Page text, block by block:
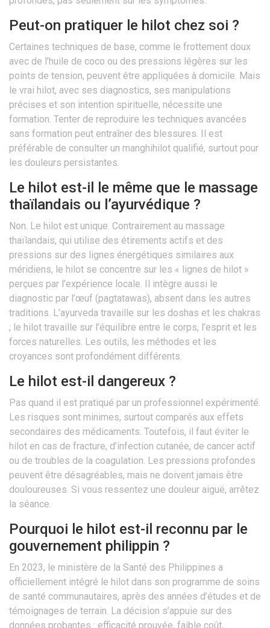
Peut-on pratiquer le hilot chez soi ?
Certaines techniques de base, comme le frottement doux
avec de l’huile de coco ou des pressions légères sur les
points de tension, peuvent être appliquées à domicile. Mais
le vrai hilot, avec ses diagnostics, ses manipulations
précises et son intention spirituelle, nécessite une
formation. Tenter de reproduire les techniques avancées
sans formation peut entraîner des blessures. Il est
préférable de consulter un manghihilot qualifié, surtout pour
les douleurs persistantes.
Le hilot est-il le même que le massage
thaïlandais ou l’ayurvédique ?
Non. Le hilot est unique. Contrairement au massage
thaïlandais, qui utilise des étirements actifs et des
pressions sur des lignes énergétiques similaires aux
méridiens, le hilot se concentre sur les « lignes de hilot »
perçues par l’expérience locale. Il intègre aussi le
diagnostic par l’œuf (pagtatawas), absent dans les autres
traditions. L’ayurveda travaille sur les doshas et les chakras
; le hilot travaille sur l’équilibre entre le corps, l’esprit et les
forces naturelles. Les outils, les méthodes et les
croyances sont profondément différents.
Le hilot est-il dangereux ?
Pas quand il est pratiqué par un professionnel expérimenté.
Les risques sont minimes, surtout comparés aux effets
secondaires des médicaments. Toutefois, il faut éviter le
hilot en cas de fracture, d’infection cutanée, de cancer actif
ou de troubles de la coagulation. Les pressions profondes
peuvent être désagréables, mais ne doivent jamais être
douloureuses. Si vous ressentez une douleur aiguë, arrêtez
la séance.
Pourquoi le hilot est-il reconnu par le
gouvernement philippin ?
En 2023, le ministère de la Santé des Philippines a
officiellement intégré le hilot dans son programme de soins
de santé communautaires, après des années d’études et de
témoignages de terrain. La décision s’appuie sur des
données probantes : efficacité prouvée, faible coût,